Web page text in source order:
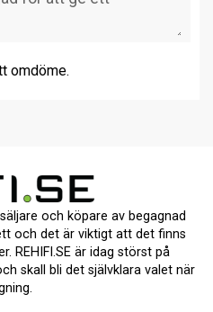
omdöme.
och köpare av begagnad
och det är viktigt att det finns
REHIFI.SE är idag störst på
skall bli det självklara valet när